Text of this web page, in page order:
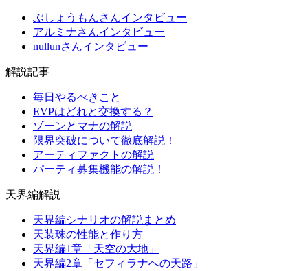
ぶしょうもんさんインタビュー
アルミナさんインタビュー
nullunさんインタビュー
解説記事
毎日やるべきこと
EVPはどれと交換する？
ゾーンとマナの解説
限界突破について徹底解説！
アーティファクトの解説
パーティ募集機能の解説！
天界編解説
天界編シナリオの解説まとめ
天装珠の性能と作り方
天界編1章「天空の大地」
天界編2章「セフィラナへの天路」